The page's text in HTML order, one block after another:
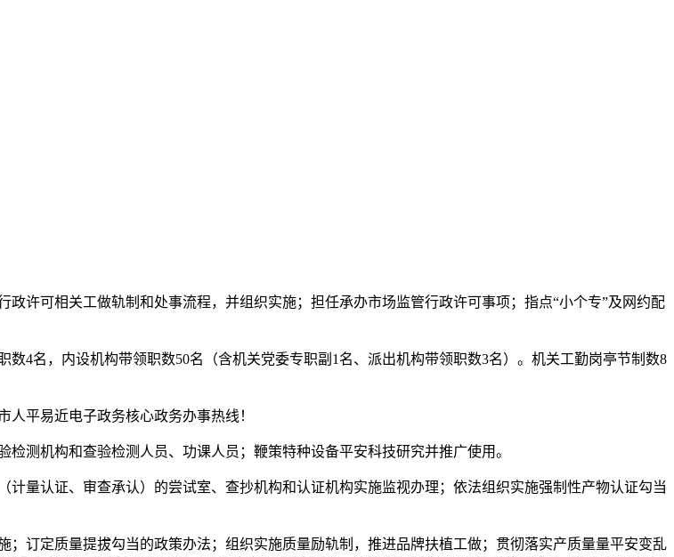
可相关工做轨制和处事流程，并组织实施；担任承办市场监管行政许可事项；指点“小个专”及网约配
名，内设机构带领职数50名（含机关党委专职副1名、派出机构带领职数3名）。机关工勤岗亭节制数8
平易近电子政务核心政务办事热线！
机构和查验检测人员、功课人员；鞭策特种设备平安科技研究并推广使用。
认证、审查承认）的尝试室、查抄机构和认证机构实施监视办理；依法组织实施强制性产物认证勾当
定质量提拔勾当的政策办法；组织实施质量励轨制，推进品牌扶植工做；贯彻落实产质量量平安变乱